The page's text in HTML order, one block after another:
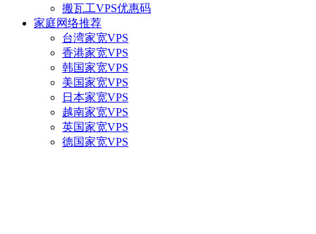
搬瓦工VPS优惠码
家庭网络推荐
台湾家宽VPS
香港家宽VPS
韩国家宽VPS
美国家宽VPS
日本家宽VPS
越南家宽VPS
英国家宽VPS
德国家宽VPS